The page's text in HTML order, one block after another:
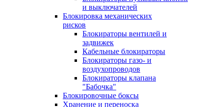
и выключателей
Блокировка механических
рисков
Блокираторы вентилей и
задвижек
Кабельные блокираторы
Блокираторы газо- и
воздухопроводов
Блокираторы клапана
"Бабочка"
Блокировочные боксы
Хранение и переноска